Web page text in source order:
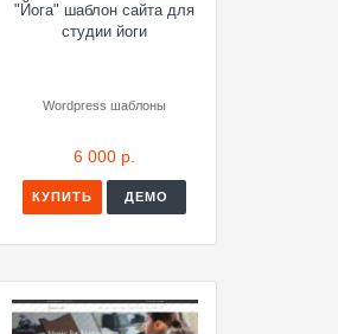
"Йога" шаблон сайта для
студии йоги
Wordpress шаблоны
6 000 р.
КУПИТЬ ДЕМО